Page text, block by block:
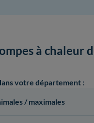
à chaleur
votre département :
/ maximales